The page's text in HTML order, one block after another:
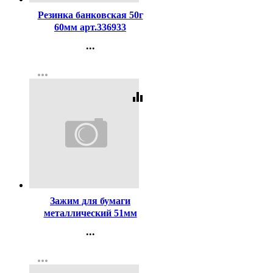
Резинка банковская 50г
60мм арт.336933
...
Регистрация
more_horiz
equalizer
Зажим для бумаги
металлический 51мм
...
Регистрация
more_horiz